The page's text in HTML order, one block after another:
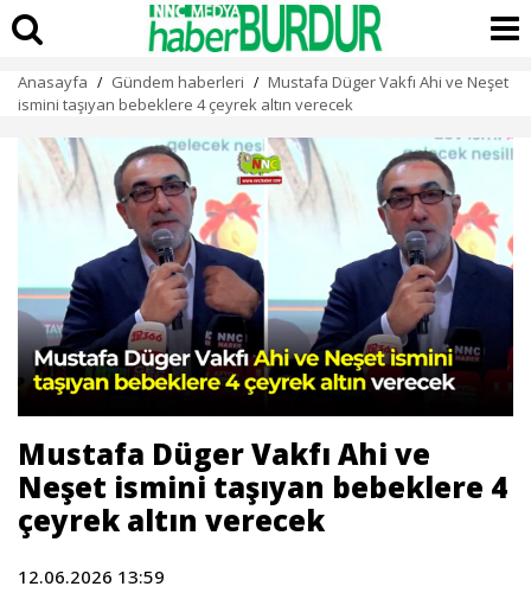
Anasayfa / Gündem haberleri / Mustafa Düger Vakfı Ahi ve Neşet
ismini taşıyan bebeklere 4 çeyrek altın verecek
Mustafa Düger Vakfı Ahi ve
Neşet ismini taşıyan bebeklere 4
çeyrek altın verecek
12.06.2026 13:59